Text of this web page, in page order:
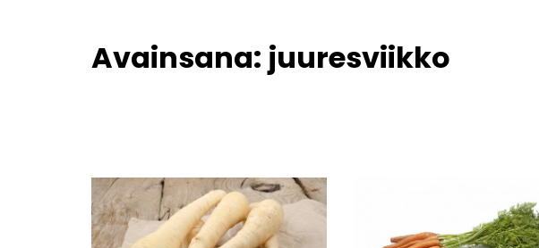
Avainsana: juuresviikko